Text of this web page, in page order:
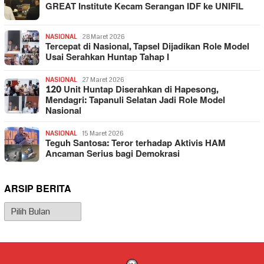
GREAT Institute Kecam Serangan IDF ke UNIFIL
NASIONAL 28 Maret 2026
Tercepat di Nasional, Tapsel Dijadikan Role Model
Usai Serahkan Huntap Tahap I
NASIONAL 27 Maret 2026
120 Unit Huntap Diserahkan di Hapesong,
Mendagri: Tapanuli Selatan Jadi Role Model
Nasional
NASIONAL 15 Maret 2026
Teguh Santosa: Teror terhadap Aktivis HAM
Ancaman Serius bagi Demokrasi
ARSIP BERITA
Arsip
Berita